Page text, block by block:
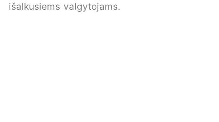
išalkusiems valgytojams.